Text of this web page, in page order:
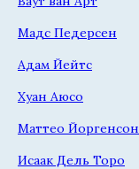
Мадс Педерсен
Адам Йейтс
Хуан Аюсо
Маттео Йоргенсон
Исаак Дель Торо